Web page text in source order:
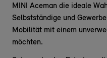
MINI Aceman die ideale
Selbstständige und
Mobilität mit einem
möchten.